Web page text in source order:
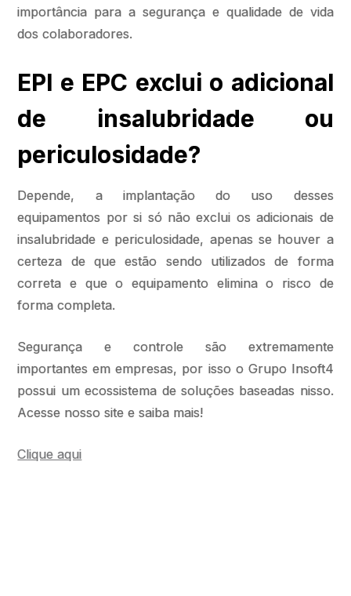
importância para a segurança e qualidade de vida
dos colaboradores.
EPI e EPC exclui o adicional
de insalubridade ou
periculosidade?
Depende, a implantação do uso desses
equipamentos por si só não exclui os adicionais de
insalubridade e periculosidade, apenas se houver a
certeza de que estão sendo utilizados de forma
correta e que o equipamento elimina o risco de
forma completa.
Segurança e controle são extremamente
importantes em empresas, por isso o Grupo Insoft4
possui um ecossistema de soluções baseadas nisso.
Acesse nosso site e saiba mais!
Clique aqui